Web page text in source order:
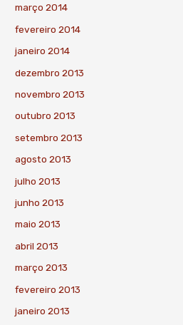
março 2014
fevereiro 2014
janeiro 2014
dezembro 2013
novembro 2013
outubro 2013
setembro 2013
agosto 2013
julho 2013
junho 2013
maio 2013
abril 2013
março 2013
fevereiro 2013
janeiro 2013